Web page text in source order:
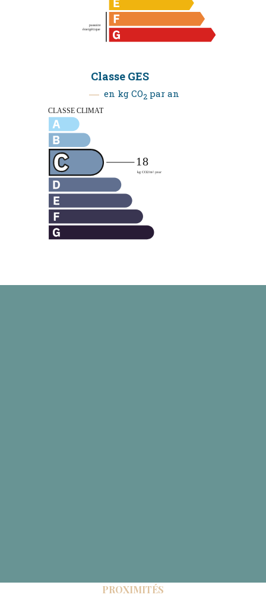
Classe GES
en kg CO2 par an
PROXIMITÉS